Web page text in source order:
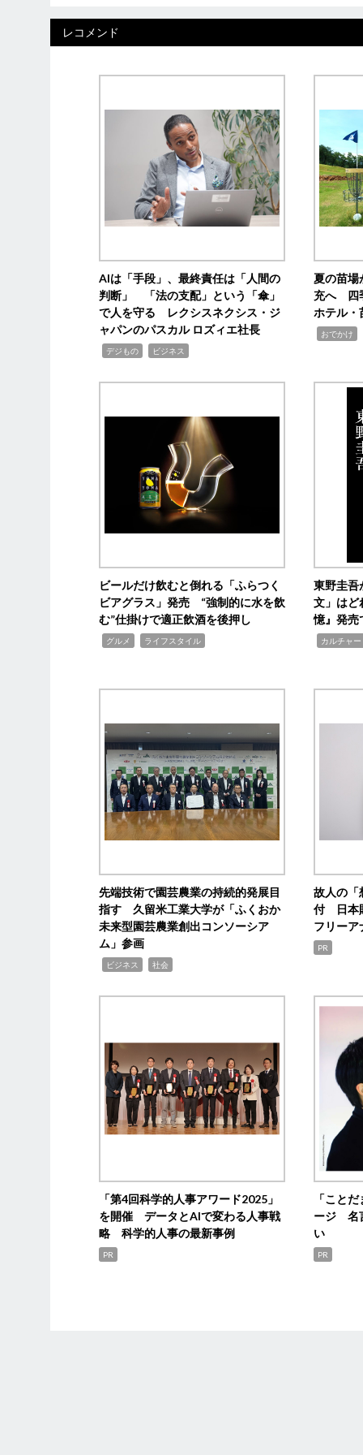
レコメンド
AIは「手段」、最終責任は「人間の
判断」 「法の支配」という「傘」
で人を守る レクシスネクシス・ジ
ャパンのパスカル ロズィエ社長
デジもの ビジネス
夏の苗場
充へ 四
ホテル・
おでかけ
ビールだけ飲むと倒れる「ふらつく
ビアグラス」発売 “強制的に水を飲
む”仕掛けで適正飲酒を後押し
グルメ ライフスタイル
東野圭吾
文」は
憶』発売
カルチャー
先端技術で園芸農業の持続的発展目
指す 久留米工業大学が「ふくおか
未来型園芸農業創出コンソーシア
ム」参画
ビジネス 社会
故人の
付 日本
フリーア
PR
「第4回科学的人事アワード2025」
を開催 データとAIで変わる人事戦
略 科学的人事の最新事例
PR
「こと
ージ 名
い
PR